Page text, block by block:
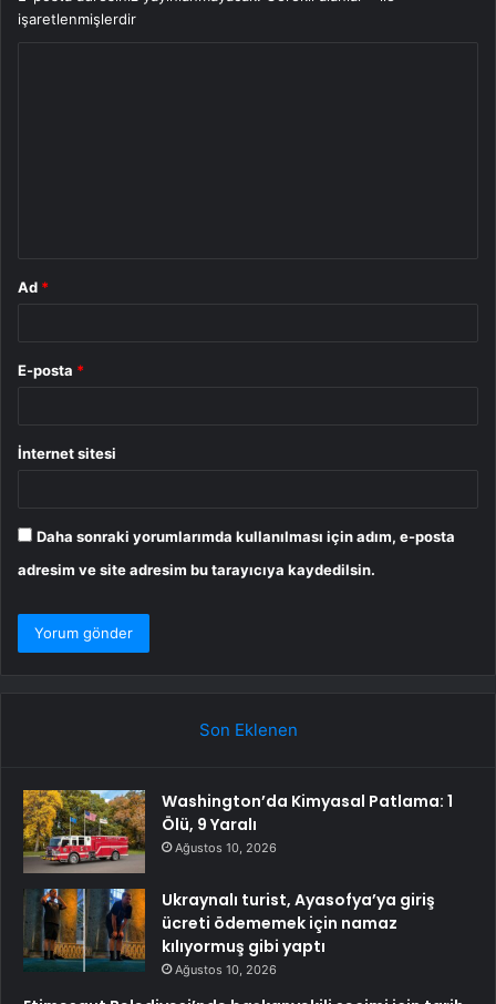
işaretlenmişlerdir
Ad *
E-posta *
İnternet sitesi
Daha sonraki yorumlarımda kullanılması için adım, e-posta
adresim ve site adresim bu tarayıcıya kaydedilsin.
Son Eklenen
Washington’da Kimyasal Patlama: 1
Ölü, 9 Yaralı
Ağustos 10, 2026
Ukraynalı turist, Ayasofya’ya giriş
ücreti ödememek için namaz
kılıyormuş gibi yaptı
Ağustos 10, 2026